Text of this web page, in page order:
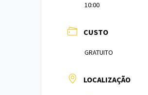
10:00
CUSTO
GRATUITO
LOCALIZAÇÃO